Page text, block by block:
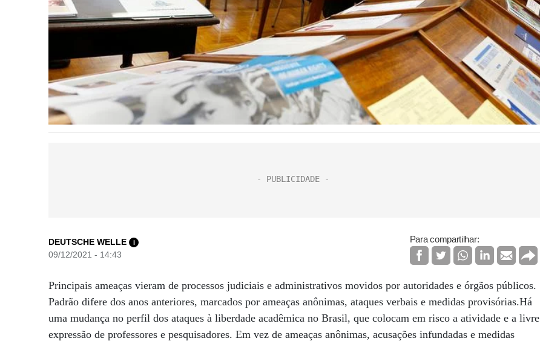
DEUTSCHE WELLE i
09/12/2021 - 14:43
Para compartilhar:
Principais ameaças vieram de processos judiciais e administrativos movidos por autoridades e órgãos públicos.
Padrão difere dos anos anteriores, marcados por ameaças anônimas, ataques verbais e medidas provisórias.Há
uma mudança no perfil dos ataques à liberdade acadêmica no Brasil, que colocam em risco a atividade e a livre
expressão de professores e pesquisadores. Em vez de ameaças anônimas, acusações infundadas e medidas